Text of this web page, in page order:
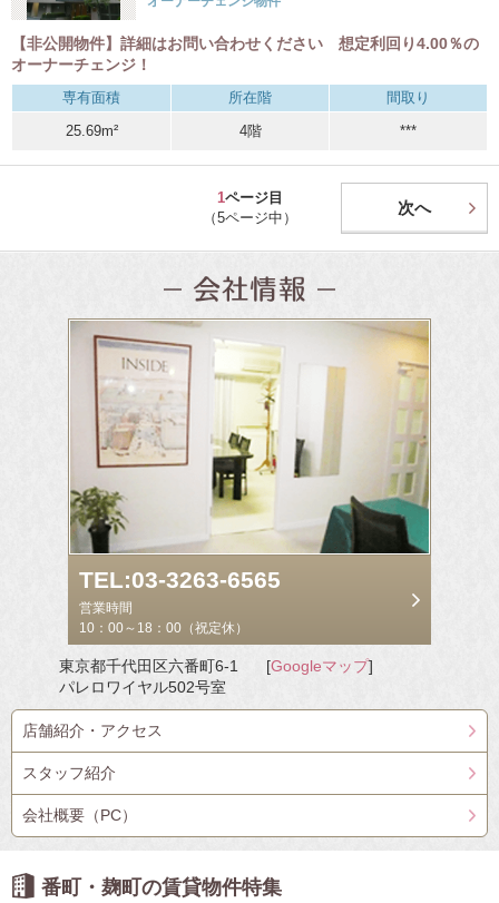
【非公開物件】詳細はお問い合わせください 想定利回り4.00％の
オーナーチェンジ！
専有面積 所在階
間取り
25.69m²
4階 ***
1ページ目
（5ページ中）
次へ
TEL:03-3263-6565
営業時間
10：00～18：00（祝定休）
東京都千代田区六番町6-1
パレロワイヤル502号室
[Googleマップ]
店舗紹介・アクセス
スタッフ紹介
会社概要（PC）
番町・麹町の賃貸物件特集